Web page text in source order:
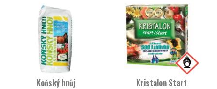
Koňský hnůj Kristalon Start